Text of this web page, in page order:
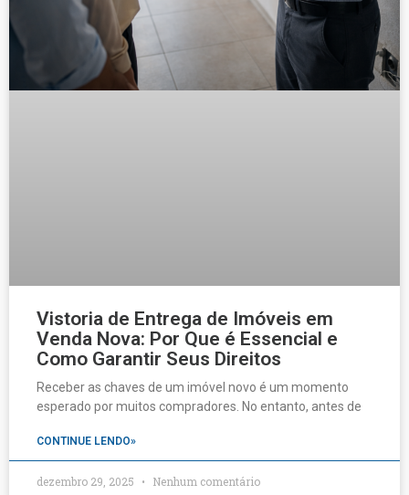
Vistoria de Entrega de Imóveis em
Venda Nova: Por Que é Essencial e
Como Garantir Seus Direitos
Receber as chaves de um imóvel novo é um momento
esperado por muitos compradores. No entanto, antes de
CONTINUE LENDO»
dezembro 29, 2025 Nenhum comentário